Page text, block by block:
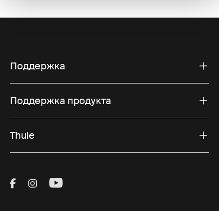
Поддержка
Поддержка продукта
Thule
Visit Thule on Facebook (external link)
Visit Thule on Instagram (external link)
Visit Thule on Youtube (external